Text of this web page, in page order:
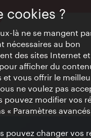
la vie privée
cookies ?
là ne se mangent
nécessaires au bon
des sites Internet et
afficher du
et vous offrir le
ne voulez pas
pouvez modifier vos
« Paramètres avancés
pouvez changer vos